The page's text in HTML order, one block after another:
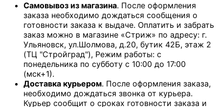
Самовывоз из магазина. После оформления
заказа необходимо дождаться сообщения о
готовности заказа к выдаче. Оплатить и забрать
заказ можно в магазине «Стриж» по адресу: г.
Ульяновск, ул.Шолмова, д.20, бутик 42Б, этаж 2
(ТЦ "Стройград"), Режим работы: с
понедельника по субботу с 10:00 до 17:00
(мск+1).
Доставка курьером. После оформления заказа,
необходимо дождаться звонка от курьера.
Курьер сообщит о сроках готовности заказа и